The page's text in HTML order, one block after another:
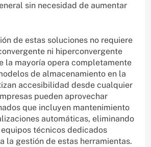
sin necesidad de aumentar
de estas soluciones no requiere
ni hiperconvergente
la mayoría opera completamente
de almacenamiento en la
accesibilidad desde cualquier
pueden aprovechar
que incluyen mantenimiento
automáticas, eliminando
técnicos dedicados
la gestión de estas herramientas.